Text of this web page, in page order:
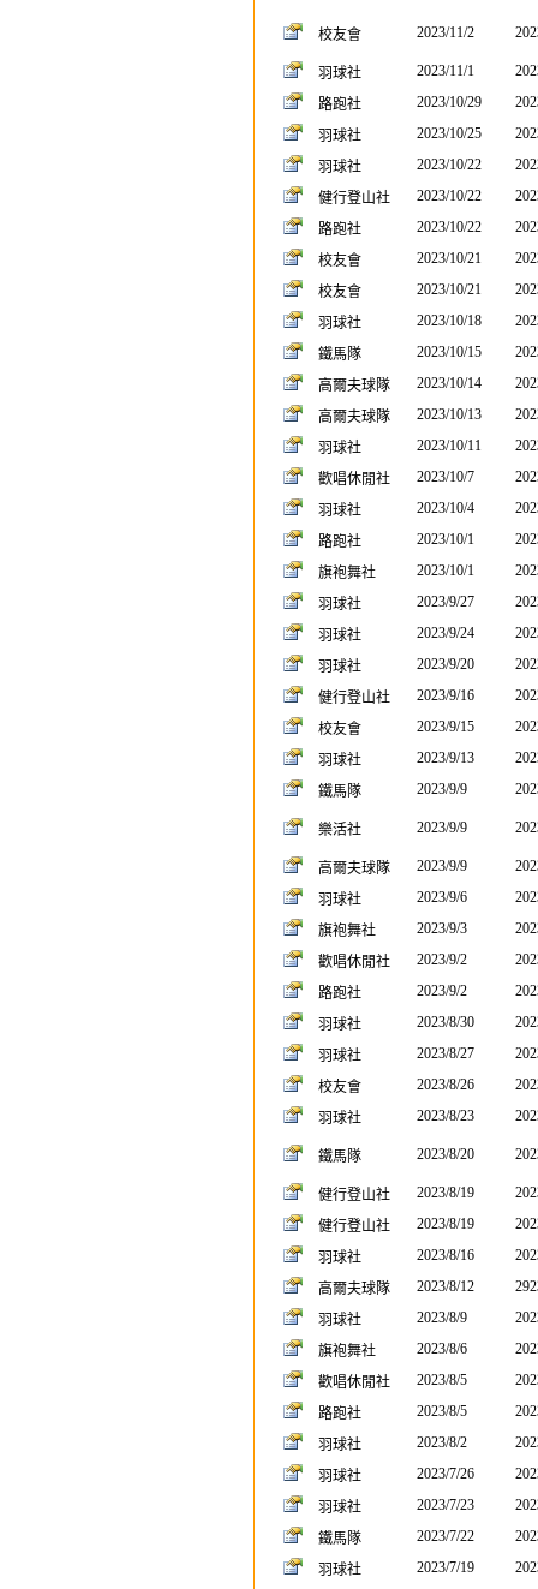
校友會 2023/11/2
羽球社 2023/11/1
路跑社
2023/10/29
羽球社
2023/10/25
羽球社
2023/10/22
健行登山社
2023/10/22
路跑社
2023/10/22
校友會
2023/10/21
校友會
2023/10/21
羽球社
2023/10/18
鐵馬隊
2023/10/15
高爾夫球隊
2023/10/14
高爾夫球隊
2023/10/13
羽球社
2023/10/11
歡唱休閒社
2023/10/7
羽球社
2023/10/4
路跑社
2023/10/1
旗袍舞社
2023/10/1
羽球社
2023/9/27
羽球社
2023/9/24
羽球社
2023/9/20
健行登山社
2023/9/16
校友會
2023/9/15
羽球社
2023/9/13
鐵馬隊
2023/9/9
樂活社 2023/9/9
高爾夫球隊 2023/9/9
羽球社
2023/9/6
旗袍舞社
2023/9/3
歡唱休閒社
2023/9/2
路跑社
2023/9/2
羽球社
2023/8/30
羽球社
2023/8/27
校友會
2023/8/26
羽球社
2023/8/23
鐵馬隊 2023/8/20
健行登山社 2023/8/19
健行登山社
2023/8/19
羽球社
2023/8/16
高爾夫球隊
2023/8/12
羽球社
2023/8/9
旗袍舞社
2023/8/6
歡唱休閒社
2023/8/5
路跑社
2023/8/5
羽球社
2023/8/2
羽球社
2023/7/26
羽球社
2023/7/23
鐵馬隊
2023/7/22
羽球社
2023/7/19